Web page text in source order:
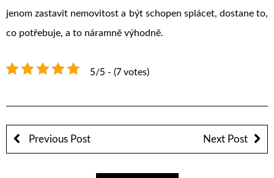
jenom zastavit nemovitost a být schopen splácet, dostane to,
co potřebuje, a to náramně výhodně.
5/5 - (7 votes)
Previous Post Next Post